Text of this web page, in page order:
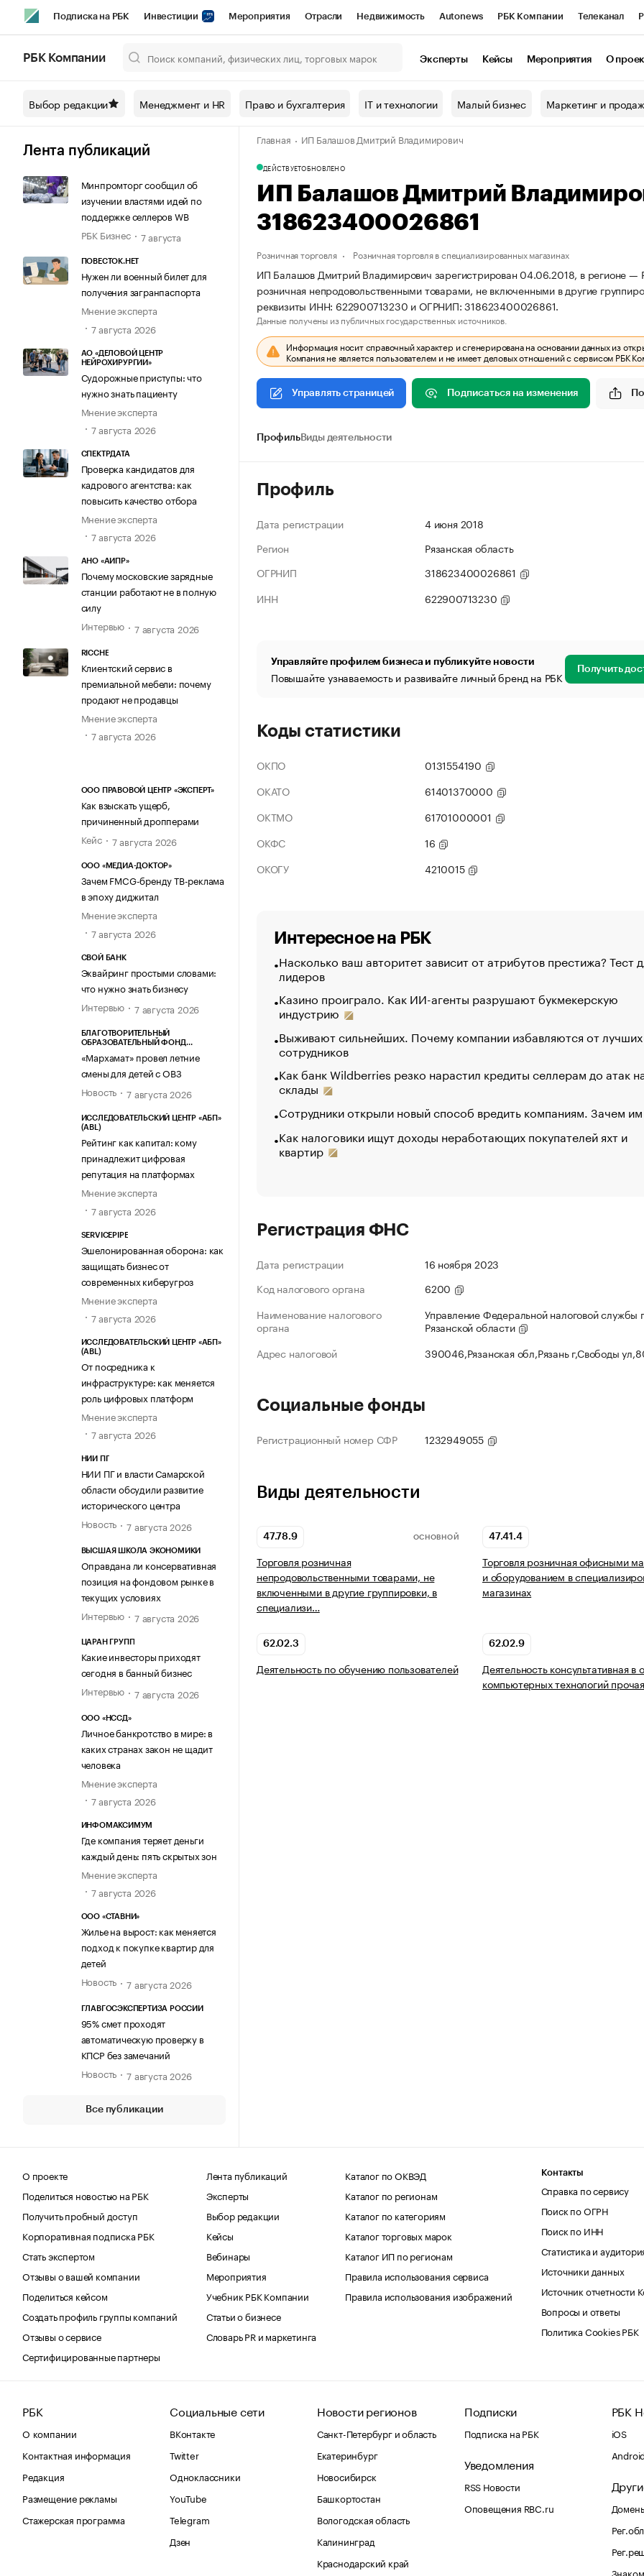
Подписка на РБК Инвестиции Мероприятия Отрасли Недвижимость Autonews РБК Компании Телеканал
Спецпроекты СПб Конференции СПб Спецпроекты Проверка контрагентов
Технологии и медиа Рынок наличной валюты
РБК Компании Эксперты Кейсы Мероприятия О
Выбор редакции Менеджмент и HR Право и бухгалтерия IT и технологии Малый бизнес Маркетинг и
Лента публикаций
Минпромторг сообщил об
изучении властями идей по
поддержке селлеров WB
РБК Бизнес
7 августа
ПОВЕСТОК.НЕТ
Нужен ли военный билет для
получения загранпаспорта
Мнение эксперта
7 августа 2026
АО «ДЕЛОВОЙ ЦЕНТР
НЕЙРОХИРУРГИИ»
Судорожные приступы: что
нужно знать пациенту
Мнение эксперта
7 августа 2026
СПЕКТРДАТА
Проверка кандидатов для
кадрового агентства: как
повысить качество отбора
Мнение эксперта
7 августа 2026
АНО «АИПР»
Почему московские зарядные
станции работают не в полную
силу
Интервью
7 августа 2026
RICCHE
Клиентский сервис в
премиальной мебели: почему
продают не продавцы
Мнение эксперта
7 августа 2026
ООО ПРАВОВОЙ ЦЕНТР «ЭКСПЕРТ»
Как взыскать ущерб,
причиненный дропперами
Кейс
7 августа 2026
ООО «МЕДИА-ДОКТОР»
Зачем FMCG-бренду ТВ-реклама
в эпоху диджитал
Мнение эксперта
7 августа 2026
СВОЙ БАНК
Эквайринг простыми словами:
что нужно знать бизнесу
Интервью
7 августа 2026
БЛАГОТВОРИТЕЛЬНЫЙ
ОБРАЗОВАТЕЛЬНЫЙ ФОНД
«Мархамат» провел летние
смены для детей с ОВЗ
Новость
7 августа 2026
ИССЛЕДОВАТЕЛЬСКИЙ ЦЕНТР «АБП»
(ABL)
Рейтинг как капитал: кому
принадлежит цифровая
репутация на платформах
Мнение эксперта
7 августа 2026
SERVICEPIPE
Эшелонированная оборона: как
защищать бизнес от
современных киберугроз
Мнение эксперта
7 августа 2026
ИССЛЕДОВАТЕЛЬСКИЙ ЦЕНТР «АБП»
(ABL)
От посредника к
инфраструктуре: как меняется
роль цифровых платформ
Мнение эксперта
7 августа 2026
НИИ ПГ
НИИ ПГ и власти Самарской
области обсудили развитие
исторического центра
Новость
7 августа 2026
ВЫСШАЯ ШКОЛА ЭКОНОМИКИ
Оправдана ли консервативная
позиция на фондовом рынке в
текущих условиях
Интервью
7 августа 2026
ЦАРАН ГРУПП
Какие инвесторы приходят
сегодня в банный бизнес
Интервью
7 августа 2026
ООО «НССД»
Личное банкротство в мире: в
каких странах закон не щадит
человека
Мнение эксперта
7 августа 2026
ИНФОМАКСИМУМ
Где компания теряет деньги
каждый день: пять скрытых зон
Мнение эксперта
7 августа 2026
ООО «СТАВНИ»
Жилье на вырост: как меняется
подход к покупке квартир для
детей
Новость
7 августа 2026
ГЛАВГОСЭКСПЕРТИЗА РОССИИ
95% смет проходят
автоматическую проверку в
КПСР без замечаний
Новость
7 августа 2026
Все публикации
Главная ИП Балашов Дмитрий Владимирович
ДЕЙСТВУЕТОБНОВЛЕНО
ИП Балашов Дмитрий
318623400026861
Розничная торговля Розничная торговля в специализированных магазинах
ИП Балашов Дмитрий Владимирович зарегистрирован 04.06.2018, в регионе —
розничная непродовольственными товарами, не включенными в другие
реквизиты ИНН: 622900713230 и ОГРНИП: 318623400026861.
Данные получены из публичных государственных источников.
Информация носит справочный характер и сгенерирована на основании данных из
Компания не является пользователем и не имеет деловых отношений с сервисом РБК
Управлять страницей Подписаться на изменения
ПрофильВиды деятельности
Профиль
Дата регистрации
4 июня 2018
Регион
Рязанская область
ОГРНИП
318623400026861
ИНН
622900713230
Управляйте профилем бизнеса и публикуйте новости
Повышайте узнаваемость и развивайте личный бренд на РБК Получить
Коды статистики
ОКПО
0131554190
ОКАТО
61401370000
ОКТМО
61701000001
ОКФС
16
ОКОГУ
4210015
Интересное на РБК
Насколько ваш авторитет зависит от атрибутов престижа? Тест
лидеров
Казино проиграло. Как ИИ-агенты разрушают букмекерскую
индустрию
Выживают сильнейших. Почему компании избавляются от лучших
сотрудников
Как банк Wildberries резко нарастил кредиты селлерам до атак
склады
Сотрудники открыли новый способ вредить компаниям. Зачем
Как налоговики ищут доходы неработающих покупателей яхт и
квартир
Регистрация ФНС
Дата регистрации
16 ноября 2023
Код налогового органа
6200
Наименование налогового
органа
Управление Федеральной налоговой службы
Рязанской области
Адрес налоговой
390046,Рязанская обл,Рязань г,Свободы
Социальные фонды
Регистрационный номер СФР 1232949055
Виды деятельности
47.78.9 ОСНОВНОЙ
Торговля розничная
непродовольственными товарами, не
включенными в другие группировки, в
специализи…
47.41.4
Торговля розничная офисными
и оборудованием в
магазинах
62.02.3
Деятельность по обучению пользователей
62.02.9
Деятельность консультативная в
компьютерных технологий прочая
О проекте
Поделиться новостью на РБК
Получить пробный доступ
Корпоративная подписка РБК
Стать экспертом
Отзывы о вашей компании
Поделиться кейсом
Создать профиль группы компаний
Отзывы о сервисе
Сертифицированные партнеры
Лента публикаций
Эксперты
Выбор редакции
Кейсы
Вебинары
Мероприятия
Учебник РБК Компании
Статьи о бизнесе
Словарь PR и маркетинга
Каталог по ОКВЭД
Каталог по регионам
Каталог по категориям
Каталог торговых марок
Каталог ИП по регионам
Правила использования сервиса
Правила использования изображений
Контакты
Справка по сервису
Поиск по ОГРН
Поиск по ИНН
Статистика и
Источники данных
Источник отчетности
Вопросы и ответы
Политика Cookies РБК
РБК
О компании
Контактная информация
Редакция
Размещение рекламы
Стажерская программа
Социальные сети
ВКонтакте
Twitter
Одноклассники
YouTube
Telegram
Дзен
Новости регионов
Санкт-Петербург и область
Екатеринбург
Новосибирск
Башкортостан
Вологодская область
Калининград
Краснодарский край
Подписки
Подписка на РБК
Уведомления
RSS Новости
Оповещения RBC.ru
РБК
iOS